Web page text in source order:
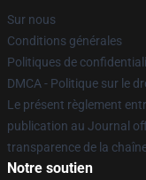
Sur nous
Conditions générales
Politiques de
DMCA - Politique sur le
Le présent règlement
publication au Journal
transparence de la
Notre soutien